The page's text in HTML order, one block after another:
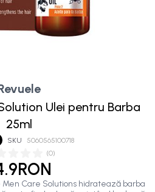
(0)
SKU 5060565100718
Ulei pentru Barba
25ml
Care Solutions hidratează barba